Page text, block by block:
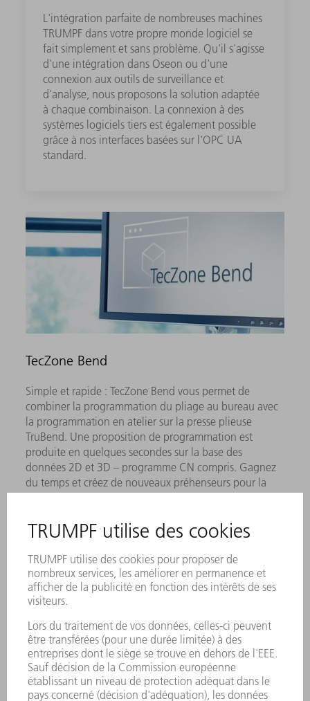
L'intégration parfaite de nombreuses machines
TRUMPF dans votre propre monde logiciel se
fait simplement et sans problème. Qu'il s'agisse
d'une intégration dans Oseon ou d'une
connexion aux outils de surveillance et
d'analyse, nous proposons la solution adaptée
à chaque combinaison. La connexion à des
systèmes logiciels tiers est également possible
grâce à nos interfaces basées sur l'OPC UA
standard.
TecZone Bend
Simple et rapide : TecZone Bend vous permet de
combiner la programmation du pliage au bureau avec
la programmation en atelier sur la presse plieuse
TruBend. Une proposition de programmation est
produite en quelques secondes sur la base des
données 2D et 3D – programme CN compris. Gagnez
du temps et créez de nouveaux préhenseurs pour la
TruBend Cell 5000 en toute simplicité avec le
A PROPOS DU PRODUIT